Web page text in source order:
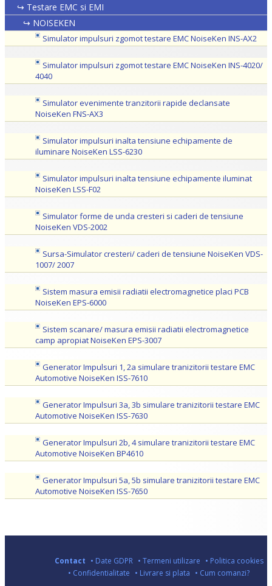
↪ Testare EMC si EMI
↪ NOISEKEN
Simulator impulsuri zgomot testare EMC NoiseKen INS-AX2
Simulator impulsuri zgomot testare EMC NoiseKen INS-4020/
4040
Simulator evenimente tranzitorii rapide declansate
NoiseKen FNS-AX3
Simulator impulsuri inalta tensiune echipamente de
iluminare NoiseKen LSS-6230
Simulator impulsuri inalta tensiune echipamente iluminat
NoiseKen LSS-F02
Simulator forme de unda cresteri si caderi de tensiune
NoiseKen VDS-2002
Sursa-Simulator cresteri/ caderi de tensiune NoiseKen VDS-
1007/ 2007
Sistem masura emisii radiatii electromagnetice placi PCB
NoiseKen EPS-6000
Sistem scanare/ masura emisii radiatii electromagnetice
camp apropiat NoiseKen EPS-3007
Generator Impulsuri 1, 2a simulare tranizitorii testare EMC
Automotive NoiseKen ISS-7610
Generator Impulsuri 3a, 3b simulare tranizitorii testare EMC
Automotive NoiseKen ISS-7630
Generator Impulsuri 2b, 4 simulare tranizitorii testare EMC
Automotive NoiseKen BP4610
Generator Impulsuri 5a, 5b simulare tranizitorii testare EMC
Automotive NoiseKen ISS-7650
Contact • Date GDPR • Termeni utilizare • Politica cookies
• Confidentialitate • Livrare si plata • Cum comanzi?